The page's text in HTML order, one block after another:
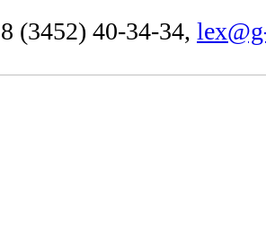
(3452) 40-34-34,